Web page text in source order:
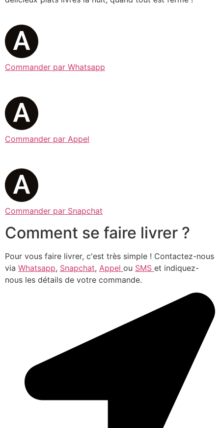
Commander par Whatsapp
Commander par Appel
Commander par Snapchat
Comment se faire livrer ?
Pour vous faire livrer, c'est très simple ! Contactez-nous
via Whatsapp, Snapchat, Appel ou SMS et indiquez-
nous les détails de votre commande.